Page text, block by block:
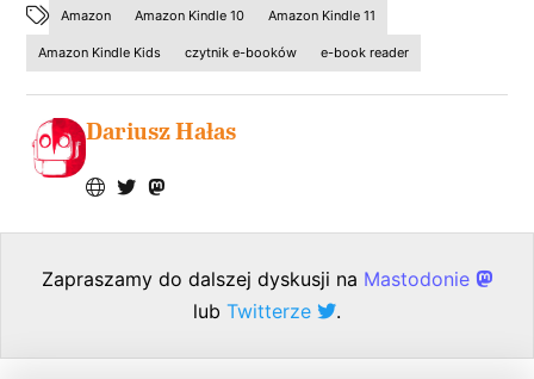
Amazon Amazon Kindle 10 Amazon Kindle 11
Amazon Kindle Kids czytnik e-booków e-book reader
Dariusz Hałas
Zapraszamy do dalszej dyskusji na Mastodonie
lub Twitterze .